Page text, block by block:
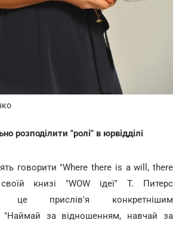
розподілити "ролі" в юрвідділі
говорити "Where there is a will, there
книзі "WOW ідеї" Т. Питерс
це прислів'я конкретнішим
за відношенням, навчай за